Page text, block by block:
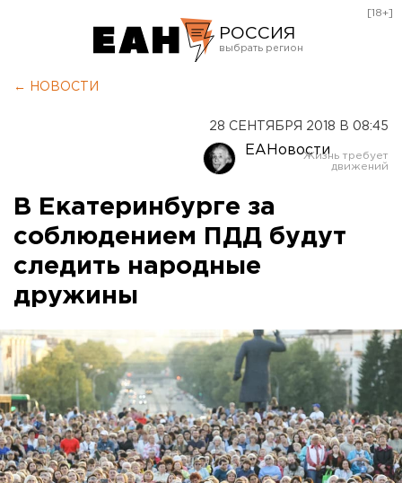
РОССИЯ
Оренбург
[18+]
← НОВОСТИ
28 СЕНТЯБРЯ 2018 В 08:45
ЕАНовости
В Екатеринбурге за
соблюдением ПДД будут
следить народные
дружины